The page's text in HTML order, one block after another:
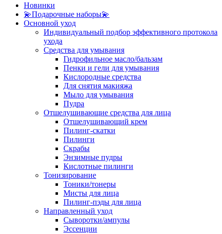
Новинки
💫Подарочные наборы💫
Основной уход
Индивидуальный подбор эффективного протокола
ухода
Средства для умывания
Гидрофильное масло/бальзам
Пенки и гели для умывания
Кислородные средства
Для снятия макияжа
Мыло для умывания
Пудра
Отшелушивающие средства для лица
Отшелушивающий крем
Пилинг-скатки
Пилинги
Скрабы
Энзимные пудры
Кислотные пилинги
Тонизирование
Тоники/тонеры
Мисты для лица
Пилинг-пэды для лица
Направленный уход
Сыворотки/ампулы
Эссенции